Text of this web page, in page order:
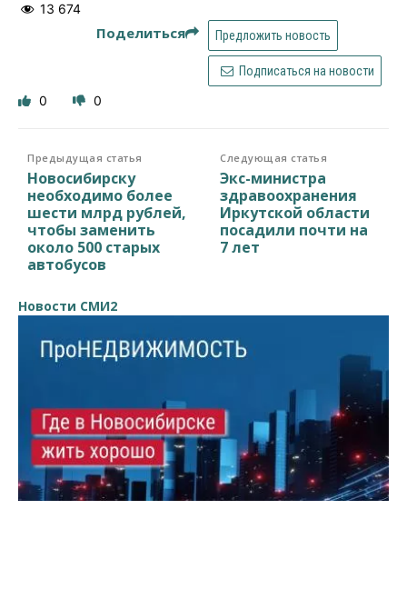
13 674
Поделиться Предложить новость
Подписаться на новости
0 0
Предыдущая статья
Новосибирску
необходимо более
шести млрд рублей,
чтобы заменить
около 500 старых
автобусов
Следующая статья
Экс-министра
здравоохранения
Иркутской области
посадили почти на
7 лет
Новости СМИ2